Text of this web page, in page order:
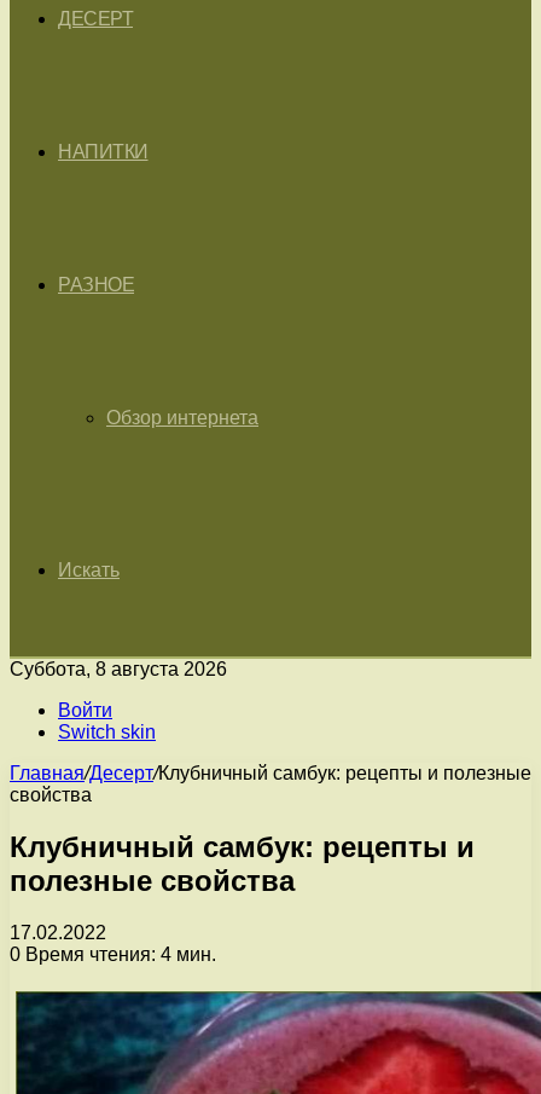
ДЕСЕРТ
НАПИТКИ
РАЗНОЕ
Обзор интернета
Искать
Суббота, 8 августа 2026
Войти
Switch skin
Главная/Десерт/Клубничный самбук: рецепты и полезные
свойства
Клубничный самбук: рецепты и
полезные свойства
17.02.2022
0 Время чтения: 4 мин.